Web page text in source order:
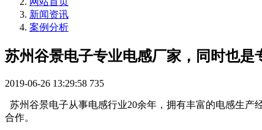
新闻资讯
案例分析
苏州谷景电子专业电感厂家，同时也是
2019-06-26 13:29:58 735
苏州谷景电子从事电感行业20余年，拥有丰富的电感生产
合作。